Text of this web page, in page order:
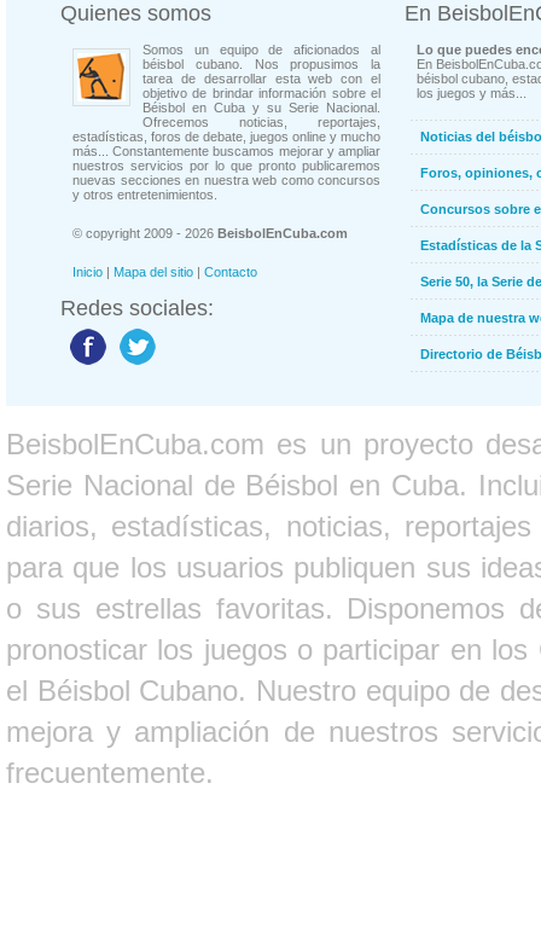
Quienes somos
Somos un equipo de aficionados al
béisbol cubano. Nos propusimos la
tarea de desarrollar esta web con el
objetivo de brindar información sobre el
Béisbol en Cuba y su Serie Nacional.
Ofrecemos noticias, reportajes,
estadísticas, foros de debate, juegos online y mucho
más... Constantemente buscamos mejorar y ampliar
nuestros servicios por lo que pronto publicaremos
nuevas secciones en nuestra web como concursos
y otros entretenimientos.
© copyright 2009 - 2026 BeisbolEnCuba.com
Inicio | Mapa del sitio | Contacto
Redes sociales:
En
Lo que puedes
En
béisbol cubano,
los juegos y más...
Noticias del
Foros, opiniones,
Concursos sobre
Estadísticas de la
Serie 50, la Serie
Mapa de nuestra
Directorio de
BeisbolEnCuba.com es un proyecto
Serie Nacional de Béisbol en Cuba.
diarios, estadísticas, noticias,
para que los usuarios publiquen sus
o sus estrellas favoritas. Disponemos
pronosticar los juegos o participar en
el Béisbol Cubano. Nuestro equipo de
mejora y ampliación de nuestros
frecuentemente.